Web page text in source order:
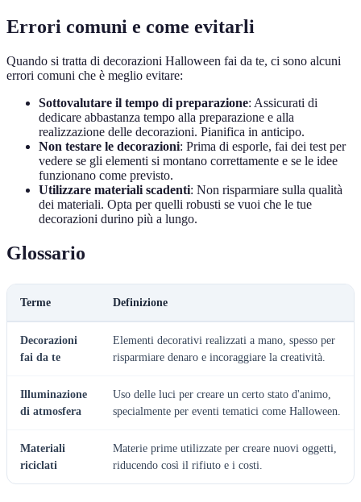
Errori comuni e come evitarli
Quando si tratta di decorazioni Halloween fai da te, ci sono alcuni
errori comuni che è meglio evitare:
Sottovalutare il tempo di preparazione: Assicurati di
dedicare abbastanza tempo alla preparazione e alla
realizzazione delle decorazioni. Pianifica in anticipo.
Non testare le decorazioni: Prima di esporle, fai dei test per
vedere se gli elementi si montano correttamente e se le idee
funzionano come previsto.
Utilizzare materiali scadenti: Non risparmiare sulla qualità
dei materiali. Opta per quelli robusti se vuoi che le tue
decorazioni durino più a lungo.
Glossario
Terme Definizione
Decorazioni
fai da te
Elementi decorativi realizzati a mano, spesso per
risparmiare denaro e incoraggiare la creatività.
Illuminazione
di atmosfera
Uso delle luci per creare un certo stato d'animo,
specialmente per eventi tematici come Halloween.
Materiali
riciclati
Materie prime utilizzate per creare nuovi oggetti,
riducendo così il rifiuto e i costi.